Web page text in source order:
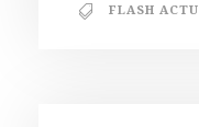
FLASH ACTU